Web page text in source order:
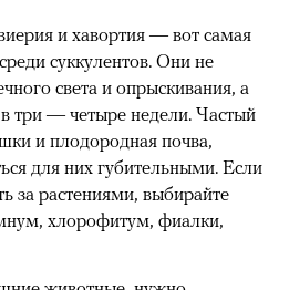
и хавортия — вот самая
суккулентов. Они не
света и опрыскивания, а
три — четыре недели. Частый
и плодородная почва,
для них губительными. Если
за растениями, выбирайте
хлорофитум, фиалки,